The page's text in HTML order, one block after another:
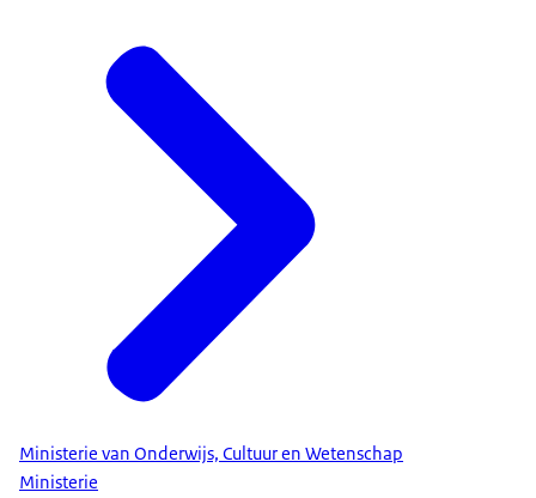
Ministerie van Onderwijs, Cultuur en Wetenschap
Ministerie